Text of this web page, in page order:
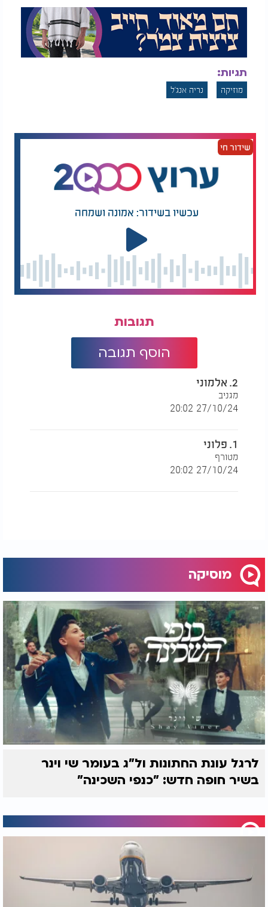
תגיות:
מוזיקה נריה אנג'ל
שידור חי
עכשיו בשידור: אמונה ושמחה
תגובות
הוסף תגובה
2. אלמוני
מגניב
27/10/24 20:02
1. פלוני
מטורף
27/10/24 20:02
מוסיקה
לרגל עונת החתונות ול"ג בעומר שי וינר
בשיר חופה חדש: "כנפי השכינה"